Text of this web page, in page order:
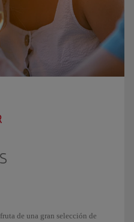
de una gran selección de